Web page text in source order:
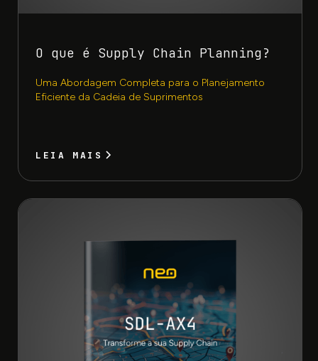
O que é Supply Chain Planning?
Uma Abordagem Completa para o Planejamento
Eficiente da Cadeia de Suprimentos
LEIA MAIS